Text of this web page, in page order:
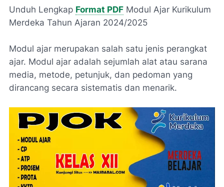
Unduh Lengkap Format PDF Modul Ajar Kurikulum
Merdeka Tahun Ajaran 2024/2025
Modul ajar merupakan salah satu jenis perangkat
ajar. Modul ajar adalah sejumlah alat atau sarana
media, metode, petunjuk, dan pedoman yang
dirancang secara sistematis dan menarik.